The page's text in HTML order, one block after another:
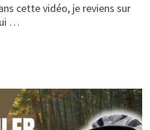
cette vidéo, je reviens sur
…